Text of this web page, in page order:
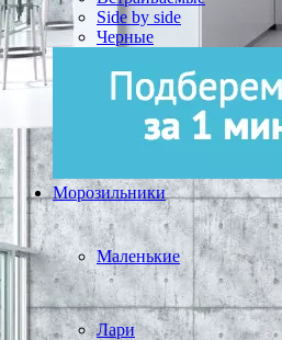
Side by side
Черные
Морозильники
Маленькие
Лари